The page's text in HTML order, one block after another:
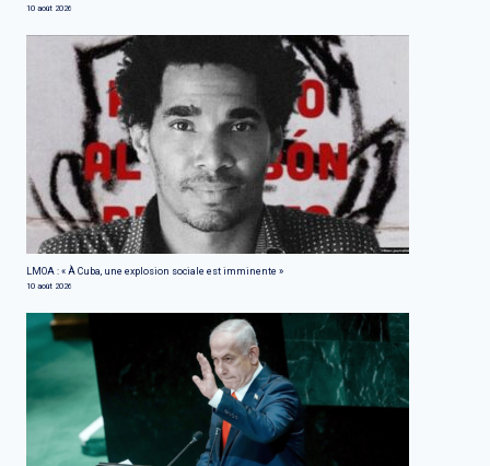
10 août 2026
LMOA : « À Cuba, une explosion sociale est imminente »
10 août 2026